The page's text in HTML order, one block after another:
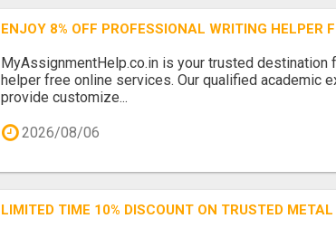
ENJOY 8% OFF PROFESSIONAL WRITING HELPER
MyAssignmentHelp.co.in is your trusted destination
helper free online services. Our qualified academic
provide customize...
2026/08/06
LIMITED TIME 10% DISCOUNT ON TRUSTED